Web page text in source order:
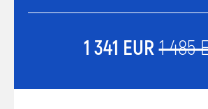
1 341 EUR1 485